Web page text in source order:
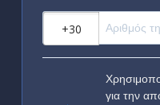
για την